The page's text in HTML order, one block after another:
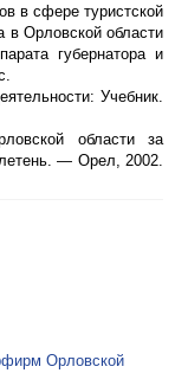
в сфере туристской
в Орловской области
губернатора и
Учебник.
области за
— Орел, 2002.
Орловской